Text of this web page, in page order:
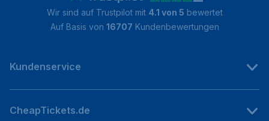
Wir sind auf Trustpilot mit 4.1 von 5 bewertet
Auf Basis von 16707 Kundenbewertungen
Kundenservice
CheapTickets.de